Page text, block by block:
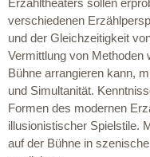
verschiedenen
und der Gleichzeitigkeit
Vermittlung von
Bühne arrangieren kann,
und Simultanität.
Formen des modernen
illusionistischer Spielstile.
auf der Bühne in